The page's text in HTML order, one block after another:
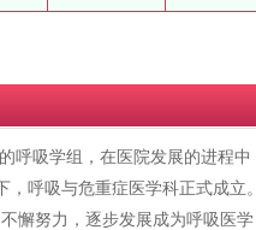
呼吸学组，在医院发展的进程中
呼吸与危重症医学科正式成立。
懈努力，逐步发展成为呼吸医学